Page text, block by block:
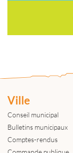
Ville
Conseil municipal
Bulletins municipaux
Comptes-rendus